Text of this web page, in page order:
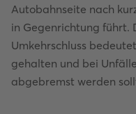
Autobahnseite nach
in Gegenrichtung führt.
Umkehrschluss
gehalten und bei
abgebremst werden